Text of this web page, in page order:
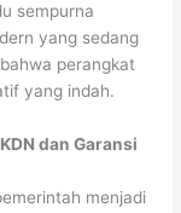
sempurna
yang sedang
perangkat
yang indah.
dan Garansi
menjadi